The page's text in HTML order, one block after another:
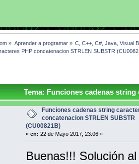
» Aprender a programar» C, C++, C#, Java, Visual
PHP concatenacion STRLEN SUBSTR
Tema: Funciones cadenas string
(Leído 3517 veces)Funciones cadenas string
concatenacion STRLEN SUBSTR
(CU00821B)
« en: 22 de Mayo 2017, 23:06 »
Buenas!!! Solución